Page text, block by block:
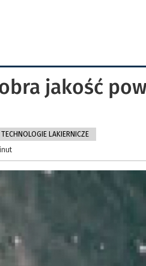
jakość
TECHNOLOGIE LAKIERNICZE